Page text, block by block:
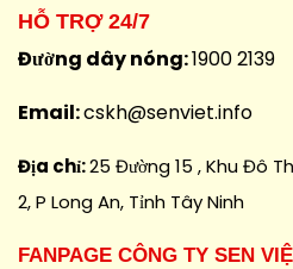
HỖ TRỢ 24/7
Đường dây nóng:1900 2139
Email:cskh@senviet.info
Địa chỉ:25 Đường 15 , Khu Đô
2, P Long An, Tỉnh Tây Ninh
FANPAGE CÔNG TY SEN